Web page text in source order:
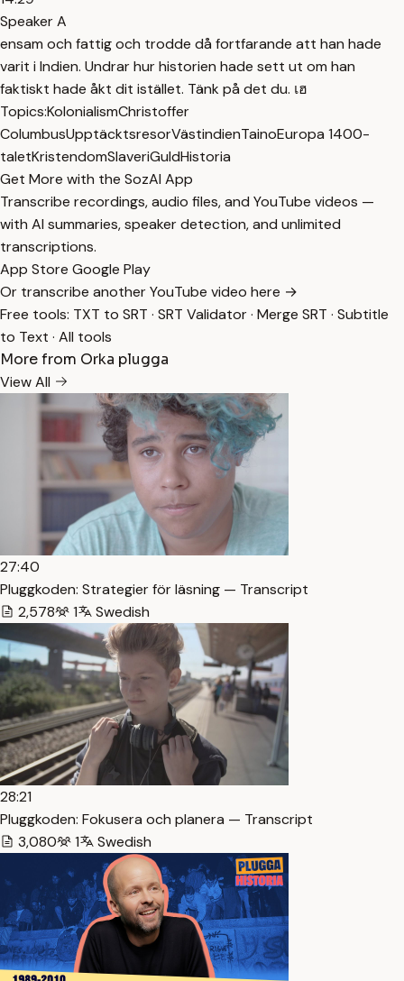
Speaker A
ensam och fattig och trodde då fortfarande att han hade
varit i Indien. Undrar hur historien hade sett ut om han
faktiskt hade åkt dit istället. Tänk på det du. เฮ
Topics:KolonialismChristoffer
ColumbusUpptäcktsresorVästindienTainoEuropa 1400-
taletKristendomSlaveriGuldHistoria
Get More with the SozAI App
Transcribe recordings, audio files, and YouTube videos —
with AI summaries, speaker detection, and unlimited
transcriptions.
App Store Google Play
Or transcribe another YouTube video here →
Free tools: TXT to SRT · SRT Validator· Merge SRT · Subtitle
to Text · All tools
More from Orka plugga
View All
27:40
Pluggkoden: Strategier för läsning — Transcript
2,578
1 Swedish
28:21
Pluggkoden: Fokusera och planera — Transcript
3,080
1 Swedish